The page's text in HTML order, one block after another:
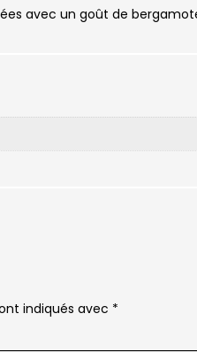
avec un goût de
indiqués avec *